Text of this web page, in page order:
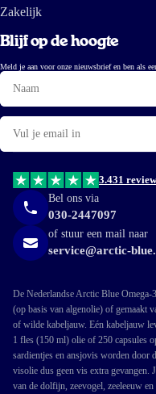
Zakelijk
Blijf op de hoogte
Meld je aan voor onze nieuwsbrief en ben als
Naam
E-
mail
3.431
Bel ons via
030-2447097
of stuur een mail naar
service@arctic-
De Nederlandse Arctic Blue
(op basis van algenolie) of gemaakt
of wilde kabeljauw. Eén kabeljauw
1 fles (150 ml) olie of 250 capsules
sardientjes en ansjovis worden door
visolie dus geen vis extra gevangen.
van de dolfijn, zeevogel, zeeleeuw